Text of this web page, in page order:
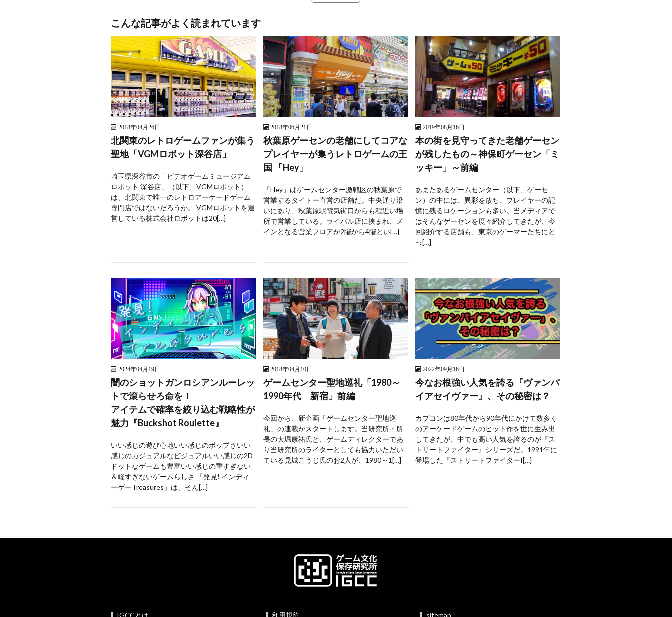
こんな記事がよく読まれています
2018年04月26日
北関東のレトロゲームファンが集う
聖地「VGMロボット深谷店」
埼玉県深谷市の「ビデオゲームミュージアム
ロボット 深谷店」（以下、VGMロボット）
は、北関東で唯一のレトロアーケードゲーム
専門店ではないだろうか。 VGMロボットを運
営している株式会社ロボットは20[…]
2018年06月21日
秋葉原ゲーセンの老舗にしてコアな
プレイヤーが集うレトロゲームの王
国 「Hey」
「Hey」はゲームセンター激戦区の秋葉原で
営業するタイトー直営の店舗だ。中央通り沿
いにあり、秋葉原駅電気街口からも程近い場
所で営業している。ライバル店に挟まれ、メ
インとなる営業フロアが2階から4階とい[…]
2019年08月16日
本の街を見守ってきた老舗ゲーセン
が残したもの～神保町ゲーセン「ミ
ッキー」～前編
あまたあるゲームセンター（以下、ゲーセ
ン）の中には、異彩を放ち、プレイヤーの記
憶に残るロケーションも多い。当メディアで
はそんなゲーセンを度々紹介してきたが、今
回紹介する店舗も、東京のゲーマーたちにと
っ[…]
2024年04月19日
闇のショットガンロシアンルーレッ
トで滾らせろ命を！
アイテムで確率を絞り込む戦略性が
魅力『Buckshot Roulette』
いい感じの遊び心地いい感じのポップさいい
感じのカジュアルなビジュアルいい感じの2D
ドットなゲームも豊富いい感じの重すぎない
＆軽すぎないゲームらしさ 「発見! インディ
ーゲーTreasures」は、そん[…]
2018年04月10日
ゲームセンター聖地巡礼「1980～
1990年代 新宿」前編
今回から、新企画「ゲームセンター聖地巡
礼」の連載がスタートします。当研究所・所
長の大堀康祐氏と、ゲームディレクターであ
り当研究所のライターとしても協力いただい
ている見城こうじ氏のお2人が、1980～1[…]
2022年09月16日
今なお根強い人気を誇る『ヴァンパ
イアセイヴァー』、その秘密は？
カプコンは80年代から90年代にかけて数多く
のアーケードゲームのヒット作を世に生み出
してきたが、中でも高い人気を誇るのが『ス
トリートファイター』シリーズだ。1991年に
登場した『ストリートファイターI[…]
IGCCとは 利用規約 sitemap